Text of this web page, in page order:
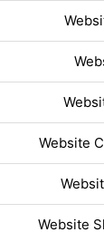
Website
Website